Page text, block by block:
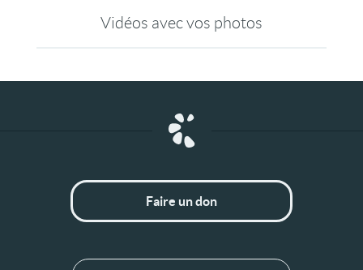
Vidéos avec vos photos
Faire un don